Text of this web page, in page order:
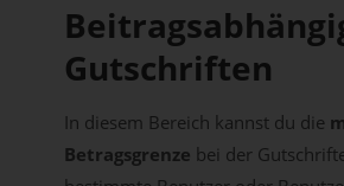
Gutschriften
In diesem Bereich kannst du die
Betragsgrenze bei der